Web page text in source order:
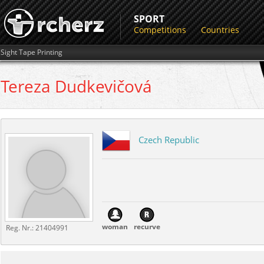
SPORT
Competitions Countries
Sight Tape Printing
Tereza Dudkevičová
Reg. Nr.:21404991
Czech Republic
woman recurve